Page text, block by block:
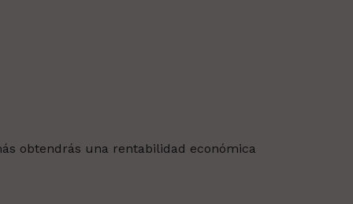
obtendrás una rentabilidad económica